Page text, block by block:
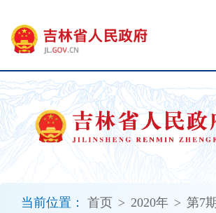
当前位置： 首页 > 2020年 > 第7
开
无
障
碍
说
明